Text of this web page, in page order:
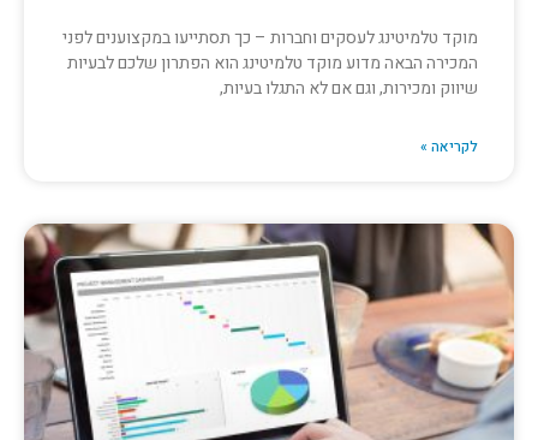
מוקד טלמיטינג לעסקים וחברות – כך תסתייעו במקצוענים לפני
המכירה הבאה מדוע מוקד טלמיטינג הוא הפתרון שלכם לבעיות
שיווק ומכירות, וגם אם לא התגלו בעיות,
לקריאה »